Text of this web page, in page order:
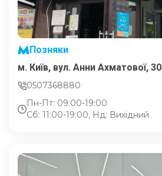
Позняки
м. Київ, вул. Анни Ахматової, 30
0507368880
Пн-Пт: 09:00-19:00
Сб: 11:00-19:00, Нд: Вихідний